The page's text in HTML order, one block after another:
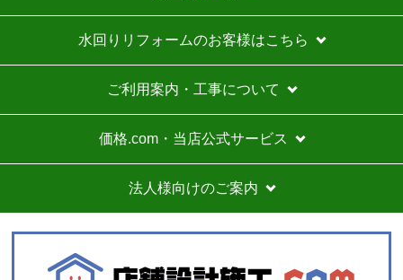
水回りリフォームのお客様はこちら
ご利用案内・工事について
価格.com・当店公式サービス
法人様向けのご案内